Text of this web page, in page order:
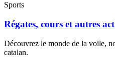
Sports
Régates, cours et autres
Découvrez le monde de la voile,
catalan.